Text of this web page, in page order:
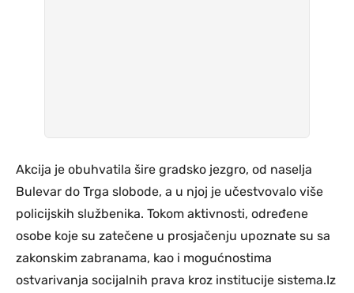
Akcija je obuhvatila šire gradsko jezgro, od naselja
Bulevar do Trga slobode, a u njoj je učestvovalo više
policijskih službenika. Tokom aktivnosti, određene
osobe koje su zatečene u prosjačenju upoznate su sa
zakonskim zabranama, kao i mogućnostima
ostvarivanja socijalnih prava kroz institucije sistema.Iz